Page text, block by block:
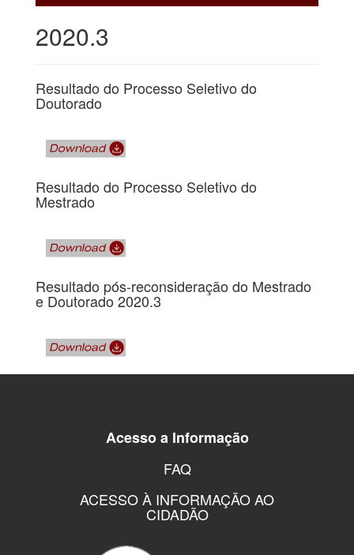
2020.3
Resultado do Processo Seletivo do
Doutorado
Resultado do Processo Seletivo do
Mestrado
Resultado pós-reconsideração do Mestrado
e Doutorado 2020.3
Acesso a Informação
FAQ
ACESSO À INFORMAÇÃO AO
CIDADÃO